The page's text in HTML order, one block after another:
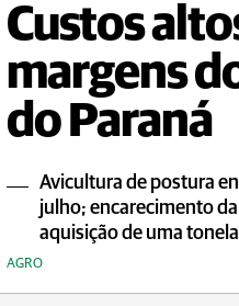
Custos
margens
do Paraná
Avicultura de postura
julho; encarecimento da
aquisição de uma
AGRO